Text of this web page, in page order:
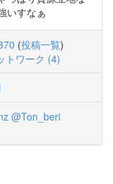
いすなぁ
(投稿一覧)
トワーク (4)
@Ton_beri